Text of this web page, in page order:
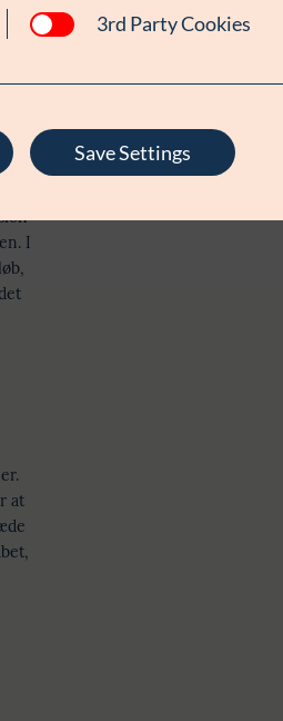
I
at
3rd Party Cookies
Save Settings